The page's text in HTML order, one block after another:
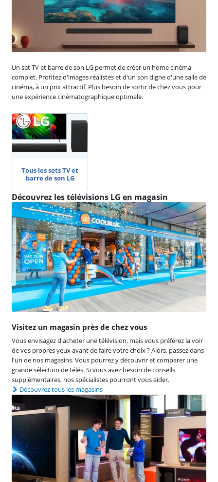
Un set TV et barre de son LG permet de créer un home cinéma
complet. Profitez d'images réalistes et d'un son digne d'une salle de
cinéma, à un prix attractif. Plus besoin de sortir de chez vous pour
une expérience cinématographique optimale.
Tous les sets TV et
barre de son LG
Découvrez les télévisions LG en magasin
Visitez un magasin près de chez vous
Vous envisagez d'acheter une télévision, mais vous préférez la voir
de vos propres yeux avant de faire votre choix ? Alors, passez dans
l'un de nos magasins. Vous pourrez y découvrir et comparer une
grande sélection de télés. Si vous avez besoin de conseils
supplémentaires, nos spécialistes pourront vous aider.
Découvrez tous les magasins